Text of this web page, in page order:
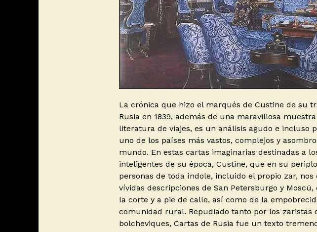
La crónica que hizo el marqués de Custine de su
Rusia en 1839, además de una maravillosa
literatura de viajes, es un análisis agudo e incluso
uno de los países más vastos, complejos y
mundo. En estas cartas imaginarias destinadas a
inteligentes de su época, Custine, que en su
personas de toda índole, incluido el propio zar, nos
vívidas descripciones de San Petersburgo y Moscú,
la corte y a pie de calle, así como de la
comunidad rural. Repudiado tanto por los zaristas
bolcheviques, Cartas de Rusia fue un texto